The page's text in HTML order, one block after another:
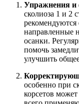
Упражнения и
сколиоза 1 и 2
направленные
осанки.
помочь
улучшить
особенно при
корсетов